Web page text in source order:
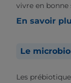
vivre en bonne
En savoir
Le
Les